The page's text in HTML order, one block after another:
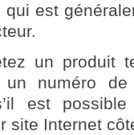
est
un produit
un numéro
est
site Internet